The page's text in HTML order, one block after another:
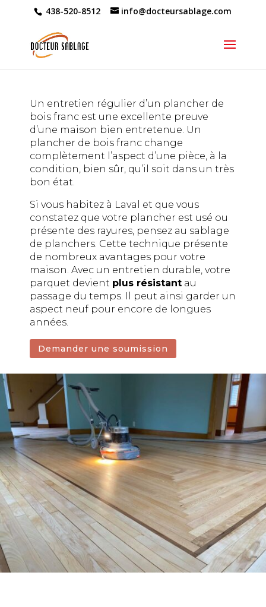
438-520-8512 info@docteursablage.com
Un entretien régulier d’un plancher de
bois franc est une excellente preuve
d’une maison bien entretenue. Un
plancher de bois franc change
complètement l’aspect d’une pièce, à la
condition, bien sûr, qu’il soit dans un très
bon état.
Si vous habitez à Laval et que vous
constatez que votre plancher est usé ou
présente des rayures, pensez au sablage
de planchers. Cette technique présente
de nombreux avantages pour votre
maison. Avec un entretien durable, votre
parquet devient plus résistant au
passage du temps. Il peut ainsi garder un
aspect neuf pour encore de longues
années.
Demander une soumission